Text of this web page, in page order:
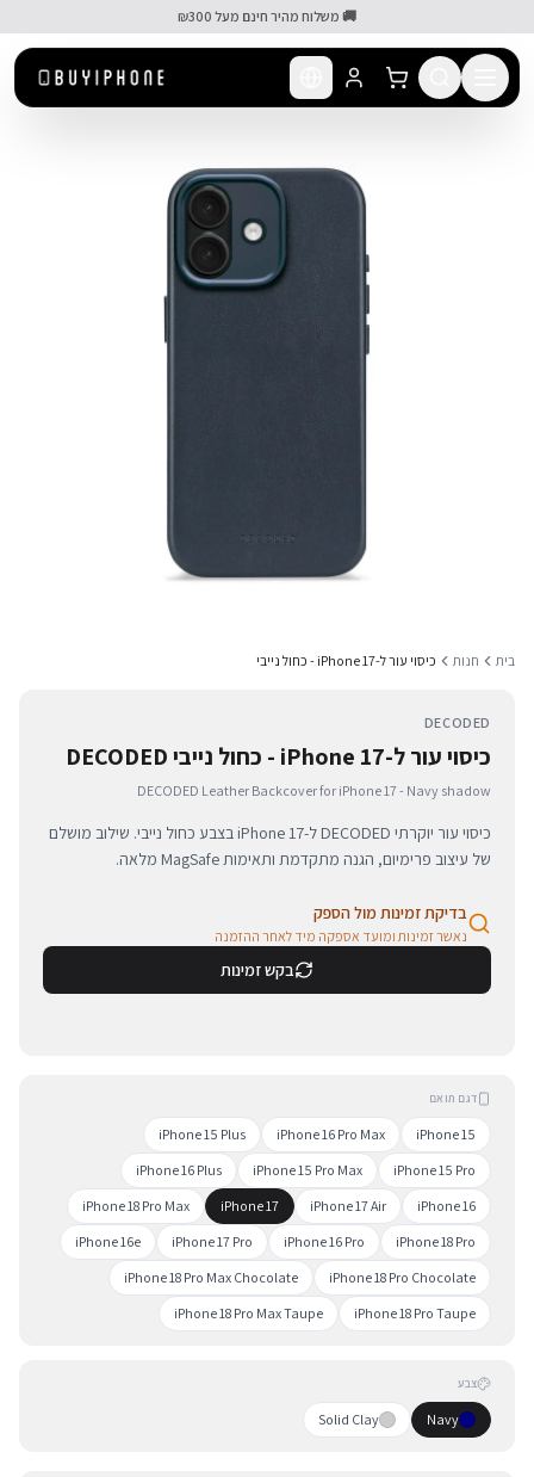
🚚 משלוח מהיר חינם מעל ₪300
בית חנות כיסוי עור ל-iPhone 17 - כחול נייבי
DECODED
כיסוי עור ל-iPhone 17 - כחול נייבי DECODED
DECODED Leather Backcover for iPhone 17 - Navy shadow
כיסוי עור יוקרתי DECODED ל-iPhone 17 בצבע כחול נייבי. שילוב מושלם
של עיצוב פרימיום, הגנה מתקדמת ותאימות MagSafe מלאה.
בדיקת זמינות מול הספק
נאשר זמינות ומועד אספקה מיד לאחר ההזמנה
בקש זמינות
דגם תואם
iPhone 15
iPhone 16 Pro Max
iPhone 15 Plus
iPhone 15 Pro
iPhone 15 Pro Max
iPhone 16 Plus
iPhone 16
iPhone 17 Air
iPhone 17
iPhone 18 Pro Max
iPhone 18 Pro
iPhone 16 Pro
iPhone 17 Pro
iPhone 16e
iPhone 18 Pro Chocolate
iPhone 18 Pro Max Chocolate
iPhone 18 Pro Taupe
iPhone 18 Pro Max Taupe
צבע
Navy
Solid Clay